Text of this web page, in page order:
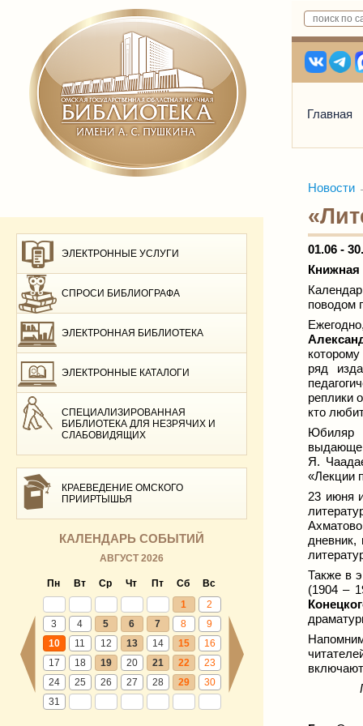
Главная
ЭЛЕКТРОННЫЕ УСЛУГИ
СПРОСИ БИБЛИОГРАФА
ЭЛЕКТРОННАЯ БИБЛИОТЕКА
ЭЛЕКТРОННЫЕ КАТАЛОГИ
СПЕЦИАЛИЗИРОВАННАЯ
БИБЛИОТЕКА ДЛЯ НЕЗРЯЧИХ И
СЛАБОВИДЯЩИХ
КРАЕВЕДЕНИЕ ОМСКОГО
ПРИИРТЫШЬЯ
КАЛЕНДАРЬ СОБЫТИЙ
АВГУСТ 2026
Пн Вт Ср Чт Пт Сб
Вс
1
2
3
4 5 6 7 8
9
10
11 12 13 14 15
16
17
18 19 20 21 22
23
24
25 26 27 28 29
30
31
Новости
01.06 -
Книжная
поводом
ряд
реплики
кто
Юбиляр
Я.
«Лекции
23 июня
дневник,
Также в
(1904 –